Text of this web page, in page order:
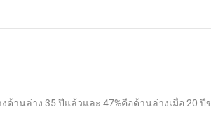
ด้านล่าง 35 ปีแล้วและ 47%คือด้านล่างเมื่อ 20 ปี